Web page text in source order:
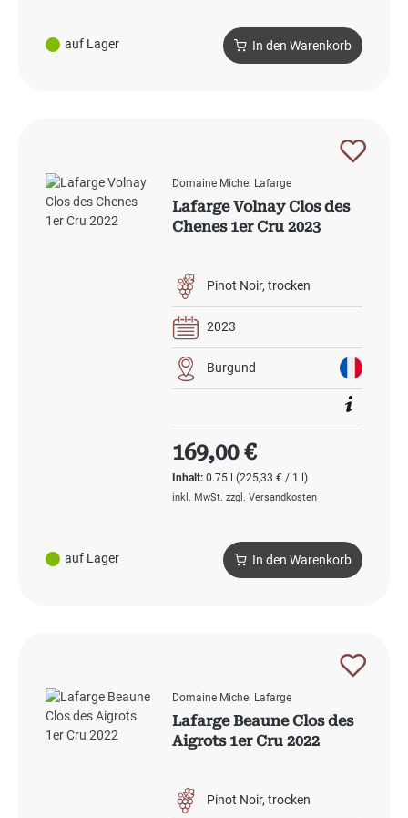
auf Lager In den Warenkorb
auf Lager
Domaine Michel Lafarge
Lafarge Volnay Clos des
Chenes 1er Cru 2023
Pinot Noir trocken
2023
Burgund
Inhalt:0.75 l(225,33 € / 1 l)
Regulärer Preis:
169,00 €
inkl. MwSt. zzgl. Versandkosten
In den Warenkorb
Domaine Michel Lafarge
Lafarge Beaune Clos des
Aigrots 1er Cru 2022
Pinot Noir trocken